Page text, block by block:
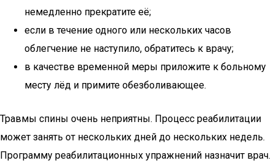
немедленно прекратите её;
если в течение одного или нескольких часов
облегчение не наступило, обратитесь к врачу;
в качестве временной меры приложите к больному
месту лёд и примите обезболивающее.
Травмы спины очень неприятны. Процесс реабилитации
может занять от нескольких дней до нескольких недель.
Программу реабилитационных упражнений назначит врач.